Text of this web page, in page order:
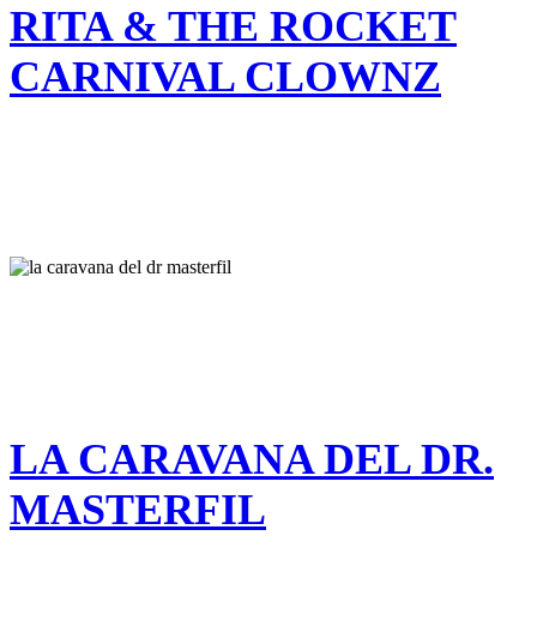
RITA & THE ROCKET
CARNIVAL CLOWNZ
LA CARAVANA DEL DR.
MASTERFIL